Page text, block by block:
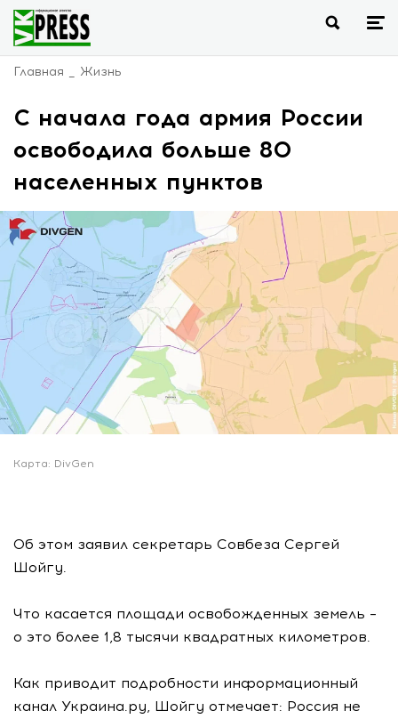
Главная Жизнь
C начала года армия России
освободила больше 80
населенных пунктов
Карта: DivGen
Об этом заявил секретарь Совбеза Сергей
Шойгу.
Что касается площади освобожденных земель –
о это более 1,8 тысячи квадратных километров.
Как приводит подробности информационный
канал Украина.ру, Шойгу отмечает: Россия не